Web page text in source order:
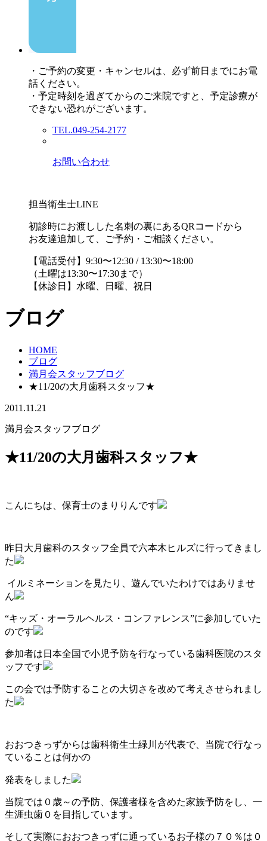
・ご予約の変更・キャンセルは、必ず前日までにお電
話ください。
・予定時刻を過ぎてからのご来院ですと、予定診療が
できない恐れがございます。
TEL.049-254-2177
お問い合わせ
担当衛生士LINE
初診時にお渡しした名刺の裏にあるQRコードから
お友達追加して、ご予約・ご相談ください。
【電話受付】9:30〜12:30 / 13:30〜18:00
（土曜は13:30〜17:30まで）
【休診日】水曜、日曜、祝日
ブログ
HOME
ブログ
満月会スタッフブログ
★11/20の大月歯科スタッフ★
2011.11.21
満月会スタッフブログ
★11/20の大月歯科スタッフ★
こんにちは、保育士のまりりんです
昨日大月歯科のスタッフ全員で六本木ヒルズに行ってきまし
た
イルミネーションを見たり、遊んでいたわけではありませ
ん
“キッズ・オーラルヘルス・コンファレンス”に参加していた
のです
参加者は日本全国で小児予防を行なっている歯科医院のスタ
ッフです
この会では予防することの大切さを改めて考えさせられまし
た
おおつきっずからは歯科衛生士緑川が代表で、当院で行なっ
ていることは何かの
発表をしました
当院では０歳～の予防、保護者様を含めた家族予防をし、一
生涯虫歯０を目指しています。
そして実際におおつきっずに通っているお子様の７０％は０